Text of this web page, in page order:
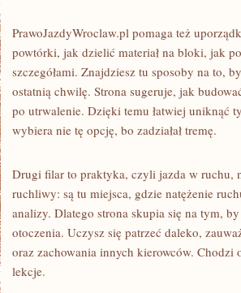
PrawoJazdyWroclaw.pl pomaga też
powtórki, jak dzielić materiał na bloki, jak
szczegółami. Znajdziesz tu sposoby na to,
ostatnią chwilę. Strona sugeruje, jak
po utrwalenie. Dzięki temu łatwiej uniknąć
wybiera nie tę opcję, bo zadziałał tremę.
Drugi filar to praktyka, czyli jazda w ruchu,
ruchliwy: są tu miejsca, gdzie natężenie
analizy. Dlatego strona skupia się na tym,
otoczenia. Uczysz się patrzeć daleko,
oraz zachowania innych kierowców.
lekcje.